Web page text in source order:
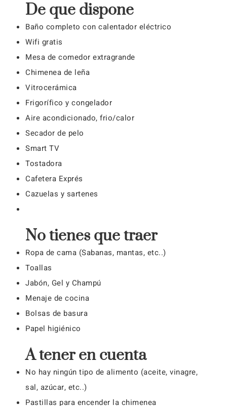
De que dispone
Baño completo con calentador eléctrico
Wifi gratis
Mesa de comedor extragrande
Chimenea de leña
Vitrocerámica
Frigorífico y congelador
Aire acondicionado, frio/calor
Secador de pelo
Smart TV
Tostadora
Cafetera Exprés
Cazuelas y sartenes
No tienes que traer
Ropa de cama (Sabanas, mantas, etc..)
Toallas
Jabón, Gel y Champú
Menaje de cocina
Bolsas de basura
Papel higiénico
A tener en cuenta
No hay ningún tipo de alimento (aceite, vinagre,
sal, azúcar, etc..)
Pastillas para encender la chimenea